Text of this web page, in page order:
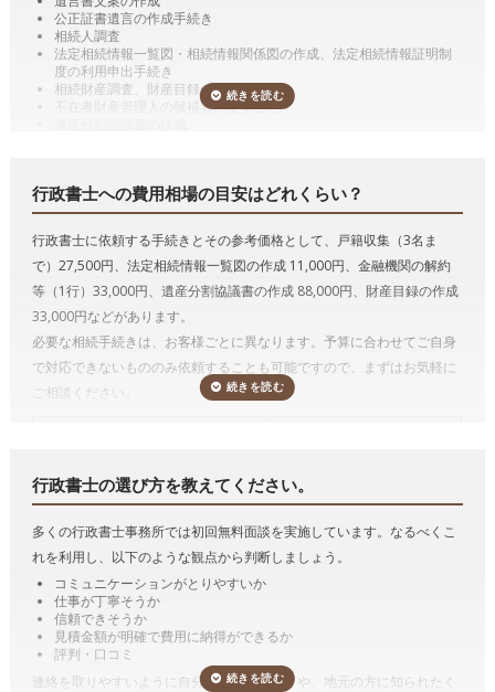
公正証書遺言の作成手続き
相続人調査
法定相続情報一覧図・相続情報関係図の作成、法定相続情報証明制
度の利用申出手続き
相続財産調査、財産目録の作成
不在者財産管理人の候補者になること
遺言の執行
遺言書作成のサポート、遺言の執行
行政書士は遺言者が決めた遺言内容に基づいて遺言書文案を作成するこ
とができます。
遺言には、公正証書遺言、自筆証書遺言及び秘密証書遺言の3つの方式
があります。
たとえば、公正証書遺言をするためには、必要書類を収集したり、証人
立会いもやってもらえますし、遺言者が公証役場に行くのも1回だけで
十分となる場合も多いです。
また、遺言を作るのではなく、実際に相続が発生し、その遺言の内容を
実現するために手続きをおこなう遺言の執行も行政書士がおこなうこと
ができます。
遺産分割協議書の作成
遺産分割協議書とは、その名称のとおり、遺産分割協議の結果を書面に
したものです。
行政書士への費用相場の目安はどれくらい？
行政書士に依頼する手続きとその参考価格として、戸籍収集（3名ま
で）27,500円、法定相続情報一覧図の作成 11,000円、金融機関の解約
等（1行）33,000円、遺産分割協議書の作成 88,000円、財産目録の作成
33,000円などがあります。
必要な相続手続きは、お客様ごとに異なります。予算に合わせてご自身
で対応できないもののみ依頼することも可能ですので、まずはお気軽に
ご相談ください。
戸籍収集3名まで
法定相続情報一覧図の作成
11,000円
自動車の名義変更1台
11,000円
金融機関の解約等1行
33,000円
解約立ち合い1件
遺産分割協議書の作成
財産目録の作成
遺言書の文案作成(財産目録含む)
行政書士の選び方を教えてください。
多くの行政書士事務所では初回無料面談を実施しています。なるべくこ
れを利用し、以下のような観点から判断しましょう。
コミュニケーションがとりやすいか
仕事が丁寧そうか
信頼できそうか
見積金額が明確で費用に納得ができるか
評判・口コミ
連絡を取りやすいように自分の勤め先の近くや、地元の方に知られたく